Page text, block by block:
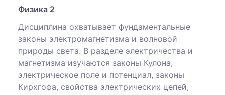
Физика 2
Дисциплина охватывает фундаментальные
законы электромагнетизма и волновой
природы света. В разделе электричества и
магнетизма изучаются законы Кулона,
электрическое поле и потенциал, законы
Кирхгофа, свойства электрических цепей,